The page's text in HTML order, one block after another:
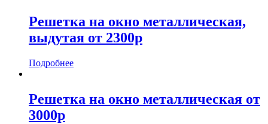
Решетка на окно металлическая,
выдутая от 2300р
Подробнее
Решетка на окно металлическая от
3000р